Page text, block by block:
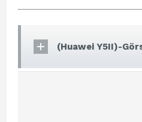
(Huawei Y5II)-